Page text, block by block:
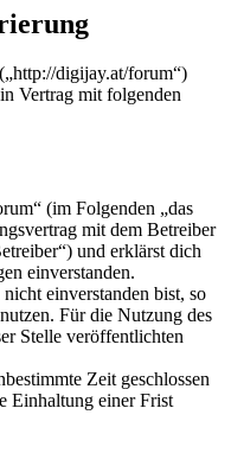
digijay.at/forum“)
Vertrag mit folgenden
(im Folgenden „das
mit dem Betreiber
und erklärst dich
einverstanden.
einverstanden bist, so
Für die Nutzung des
Stelle veröffentlichten
Zeit geschlossen
Einhaltung einer Frist